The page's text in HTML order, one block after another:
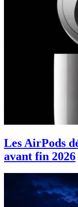
Les AirPods
avant fin 2026